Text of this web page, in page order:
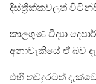
දිස්ත්‍රික්කවලත්
කාලගුණ විද්‍යා
අනාවැකියේ ඒ බව
එහි තවදුරටත්